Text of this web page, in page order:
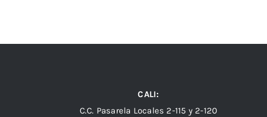
CALI:
C.C. Pasarela Locales 2-115 y 2-120